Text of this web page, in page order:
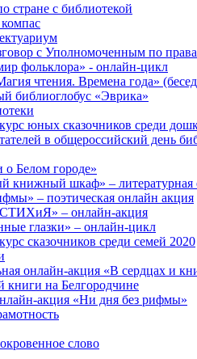
стране с библиотекой
с Уполномоченным по
фольклора» - онлайн-цикл
чтения. Времена года»
библиоглобус «Эврика»
юных сказочников среди
в общероссийский день
о Белом городе»
книжный шкаф» – литературная
– поэтическая онлайн акция
СТИХиЯ» – онлайн-акция
глазки» – онлайн-цикл
сказочников среди семей 2020
онлайн-акция «В сердцах и
книги на Белгородчине
акция «Ни дня без рифмы»
слово